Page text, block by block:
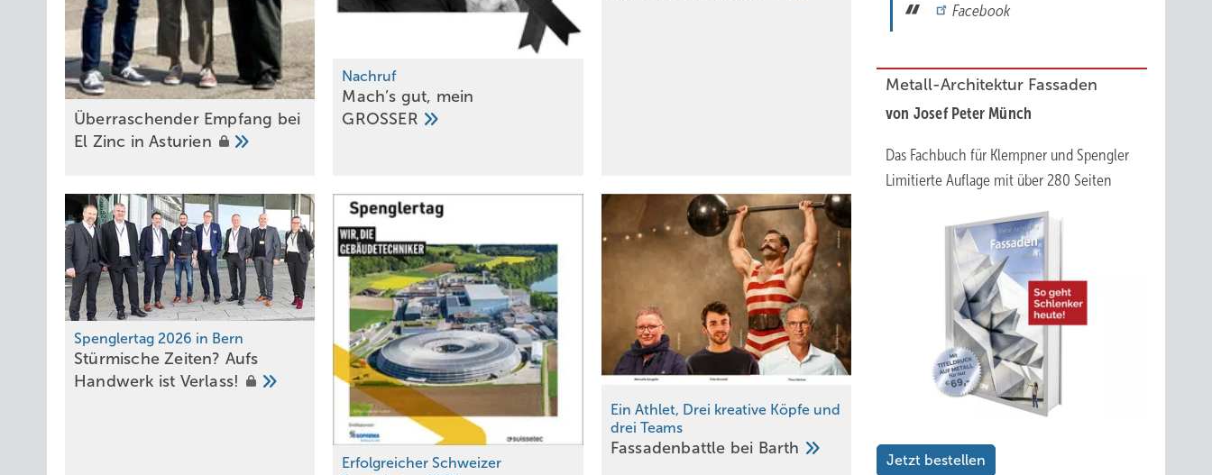
Überraschender Empfang bei
El Zinc inAsturien
Nachruf
Mach’s gut, mein
GROSSER
Spenglertag 2026 in Bern
Stürmische Zeiten? Aufs
Handwerk ist Verlass!
Erfolgreicher Schweizer
Ein Athlet, Drei kreative Köpfe und
drei Teams
Fassadenbattle bei Barth
Facebook
Metall-Architektur Fassaden
von Josef Peter Münch
Das Fachbuch für Klempner und Spengler
Limitierte Auflage mit über 280 Seiten
Jetzt bestellen